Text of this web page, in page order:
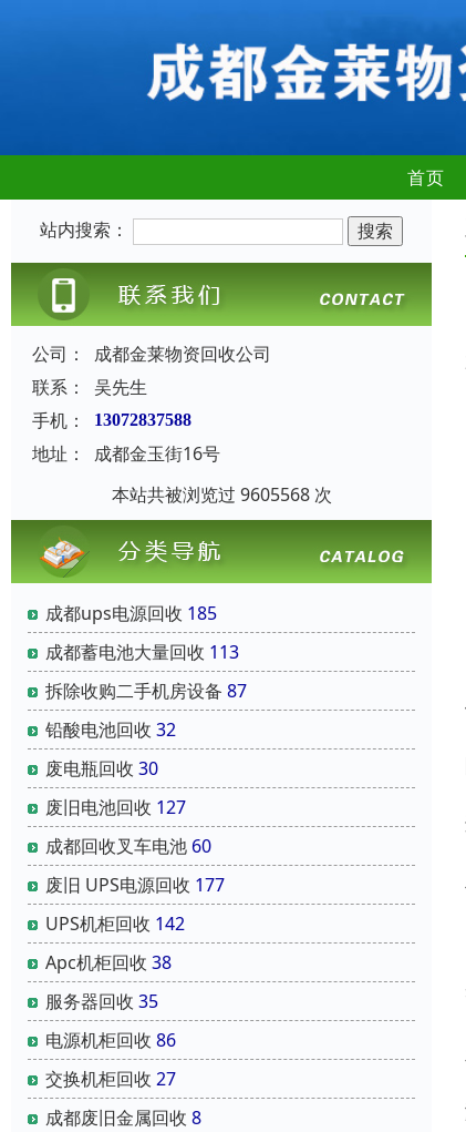
首页
站内搜索：
公司：
成都金莱物资回收公司
联系：
吴先生
手机：
13072837588
地址：
成都金玉街16号
本站共被浏览过 9605568 次
成都ups电源回收 185
成都蓄电池大量回收 113
拆除收购二手机房设备 87
铅酸电池回收 32
废电瓶回收 30
废旧电池回收 127
成都回收叉车电池 60
废旧 UPS电源回收 177
UPS机柜回收 142
Apc机柜回收 38
服务器回收 35
电源机柜回收 86
交换机柜回收 27
成都废旧金属回收 8